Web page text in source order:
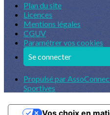
Plan du site
Licences
Mentions légales
CGUV
Paramétrer vos cookies
Se connecter
Propulsé par
Sportives